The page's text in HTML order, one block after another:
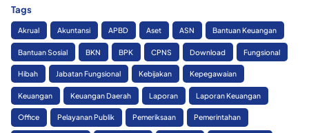
Tags
Akrual Akuntansi APBD Aset ASN Bantuan Keuangan
Bantuan Sosial BKN BPK CPNS Download Fungsional
Hibah Jabatan Fungsional Kebijakan Kepegawaian
Keuangan Keuangan Daerah Laporan Laporan Keuangan
Office Pelayanan Publik Pemeriksaan Pemerintahan